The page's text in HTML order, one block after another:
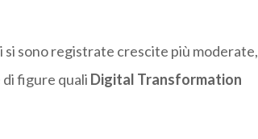
sono registrate crescite più moderate,
figure quali Digital Transformation